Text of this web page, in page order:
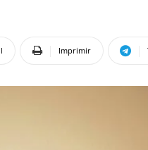
Imprimir